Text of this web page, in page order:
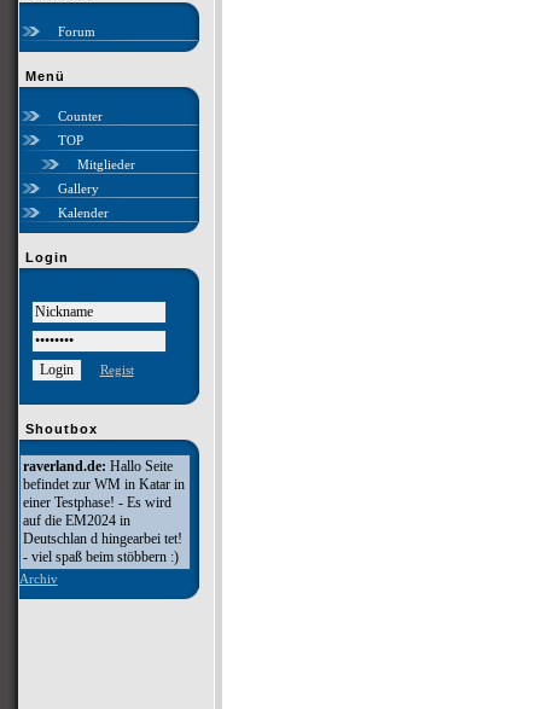
Forum
Menü
Counter
TOP
Mitglieder
Gallery
Kalender
Login
Regist
Shoutbox
raverland.de: Hallo Seite
befindet zur WM in Katar in
einer Testphase! - Es wird
auf die EM2024 in
Deutschlan d hingearbei tet!
- viel spaß beim stöbbern :)
Archiv